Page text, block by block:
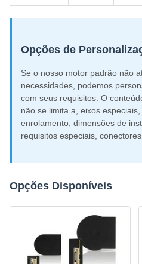
Opções de
Se o nosso motor padrão não
necessidades, podemos
com seus requisitos. O
não se limita a, eixos
enrolamento, dimensões de
requisitos especiais,
Opções Disponíveis